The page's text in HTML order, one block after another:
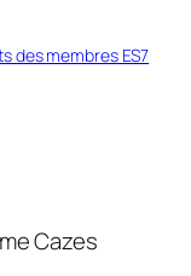
des membres ES7
Cazes